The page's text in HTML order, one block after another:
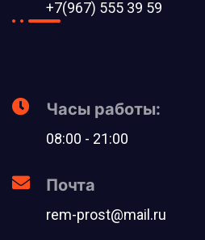
+7(967) 555 39 59
Часы работы:
08:00 - 21:00
Почта
rem-prost@mail.ru